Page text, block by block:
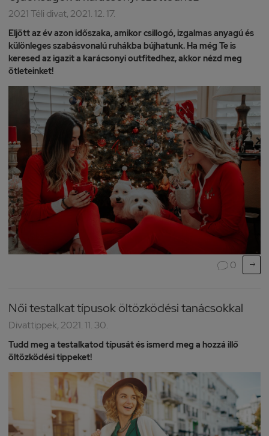
2021 Téli divat, 2021. 12. 17.
Eljött az év azon időszaka, amikor csillogó, izgalmas anyagú és
különleges szabásvonalú ruhákba bújhatunk. Ha még Te is
keresed az igazit a karácsonyi outfitedhez, akkor nézd meg
ötleteinket!
0 
Női testalkat típusok öltözködési tanácsokkal
Divattippek, 2021. 11. 30.
Tudd meg a testalkatod típusát és ismerd meg a hozzá illő
öltözködési tippeket!